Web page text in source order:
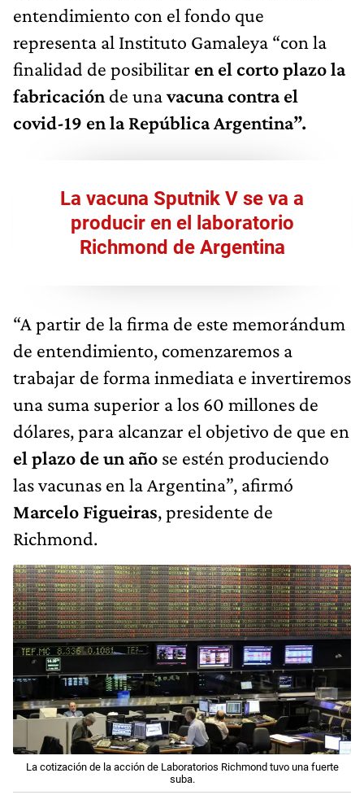
entendimiento con el fondo que
representa al Instituto Gamaleya “con la
finalidad de posibilitar en el corto plazo la
fabricación de unavacuna contra el
covid-19 en la República Argentina”.
La vacuna Sputnik V se va a
producir en el laboratorio
Richmond de Argentina
“A partir de la firma de este memorándum
de entendimiento, comenzaremos a
trabajar de forma inmediata e invertiremos
una suma superior a los 60 millones de
dólares, para alcanzar el objetivo de que en
el plazo de un año se estén produciendo
las vacunas en la Argentina”, afirmó
Marcelo Figueiras, presidente de
Richmond.
La cotización de la acción de Laboratorios Richmond tuvo una fuerte
suba.